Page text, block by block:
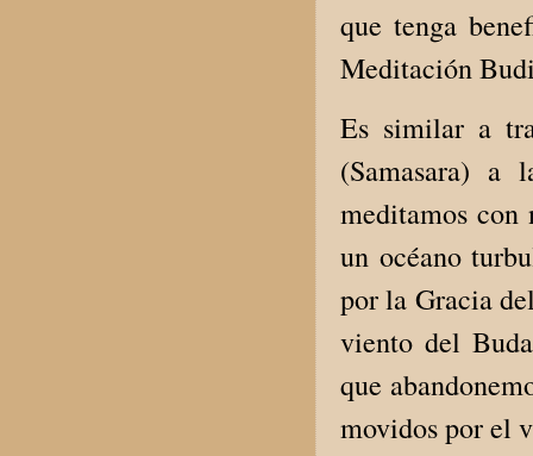
que tenga
Meditación
Es similar a
(Samasara)
meditamos con
un océano
por la Gracia
viento del
que
movidos por el